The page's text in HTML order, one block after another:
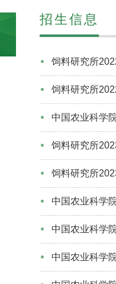
招生信息
饲料研究所
饲料研究所
中国农业科学
饲料研究所
饲料研究所
中国农业科学
中国农业科学
中国农业科学